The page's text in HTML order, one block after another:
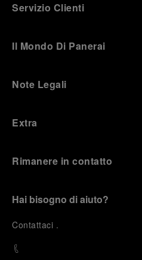
Servizio Clienti
Il Mondo Di Panerai
Note Legali
Extra
Rimanere in contatto
Hai bisogno di aiuto?
Contattaci .